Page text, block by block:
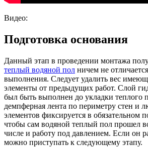
Видео:
Подготовка основания
Данный этап в проведении монтажа
теплый водяной пол ничем не
выполнения. Следует удалить вес
элементы от предыдущих работ. Слой
был быть выполнен до укладки теплого
демпферная лента по периметру стен и
элементов фиксируется в обязательном
чтобы сам водяной теплый пол прошел
числе и работу под давлением. Если он
можно приступать к следующему этапу.